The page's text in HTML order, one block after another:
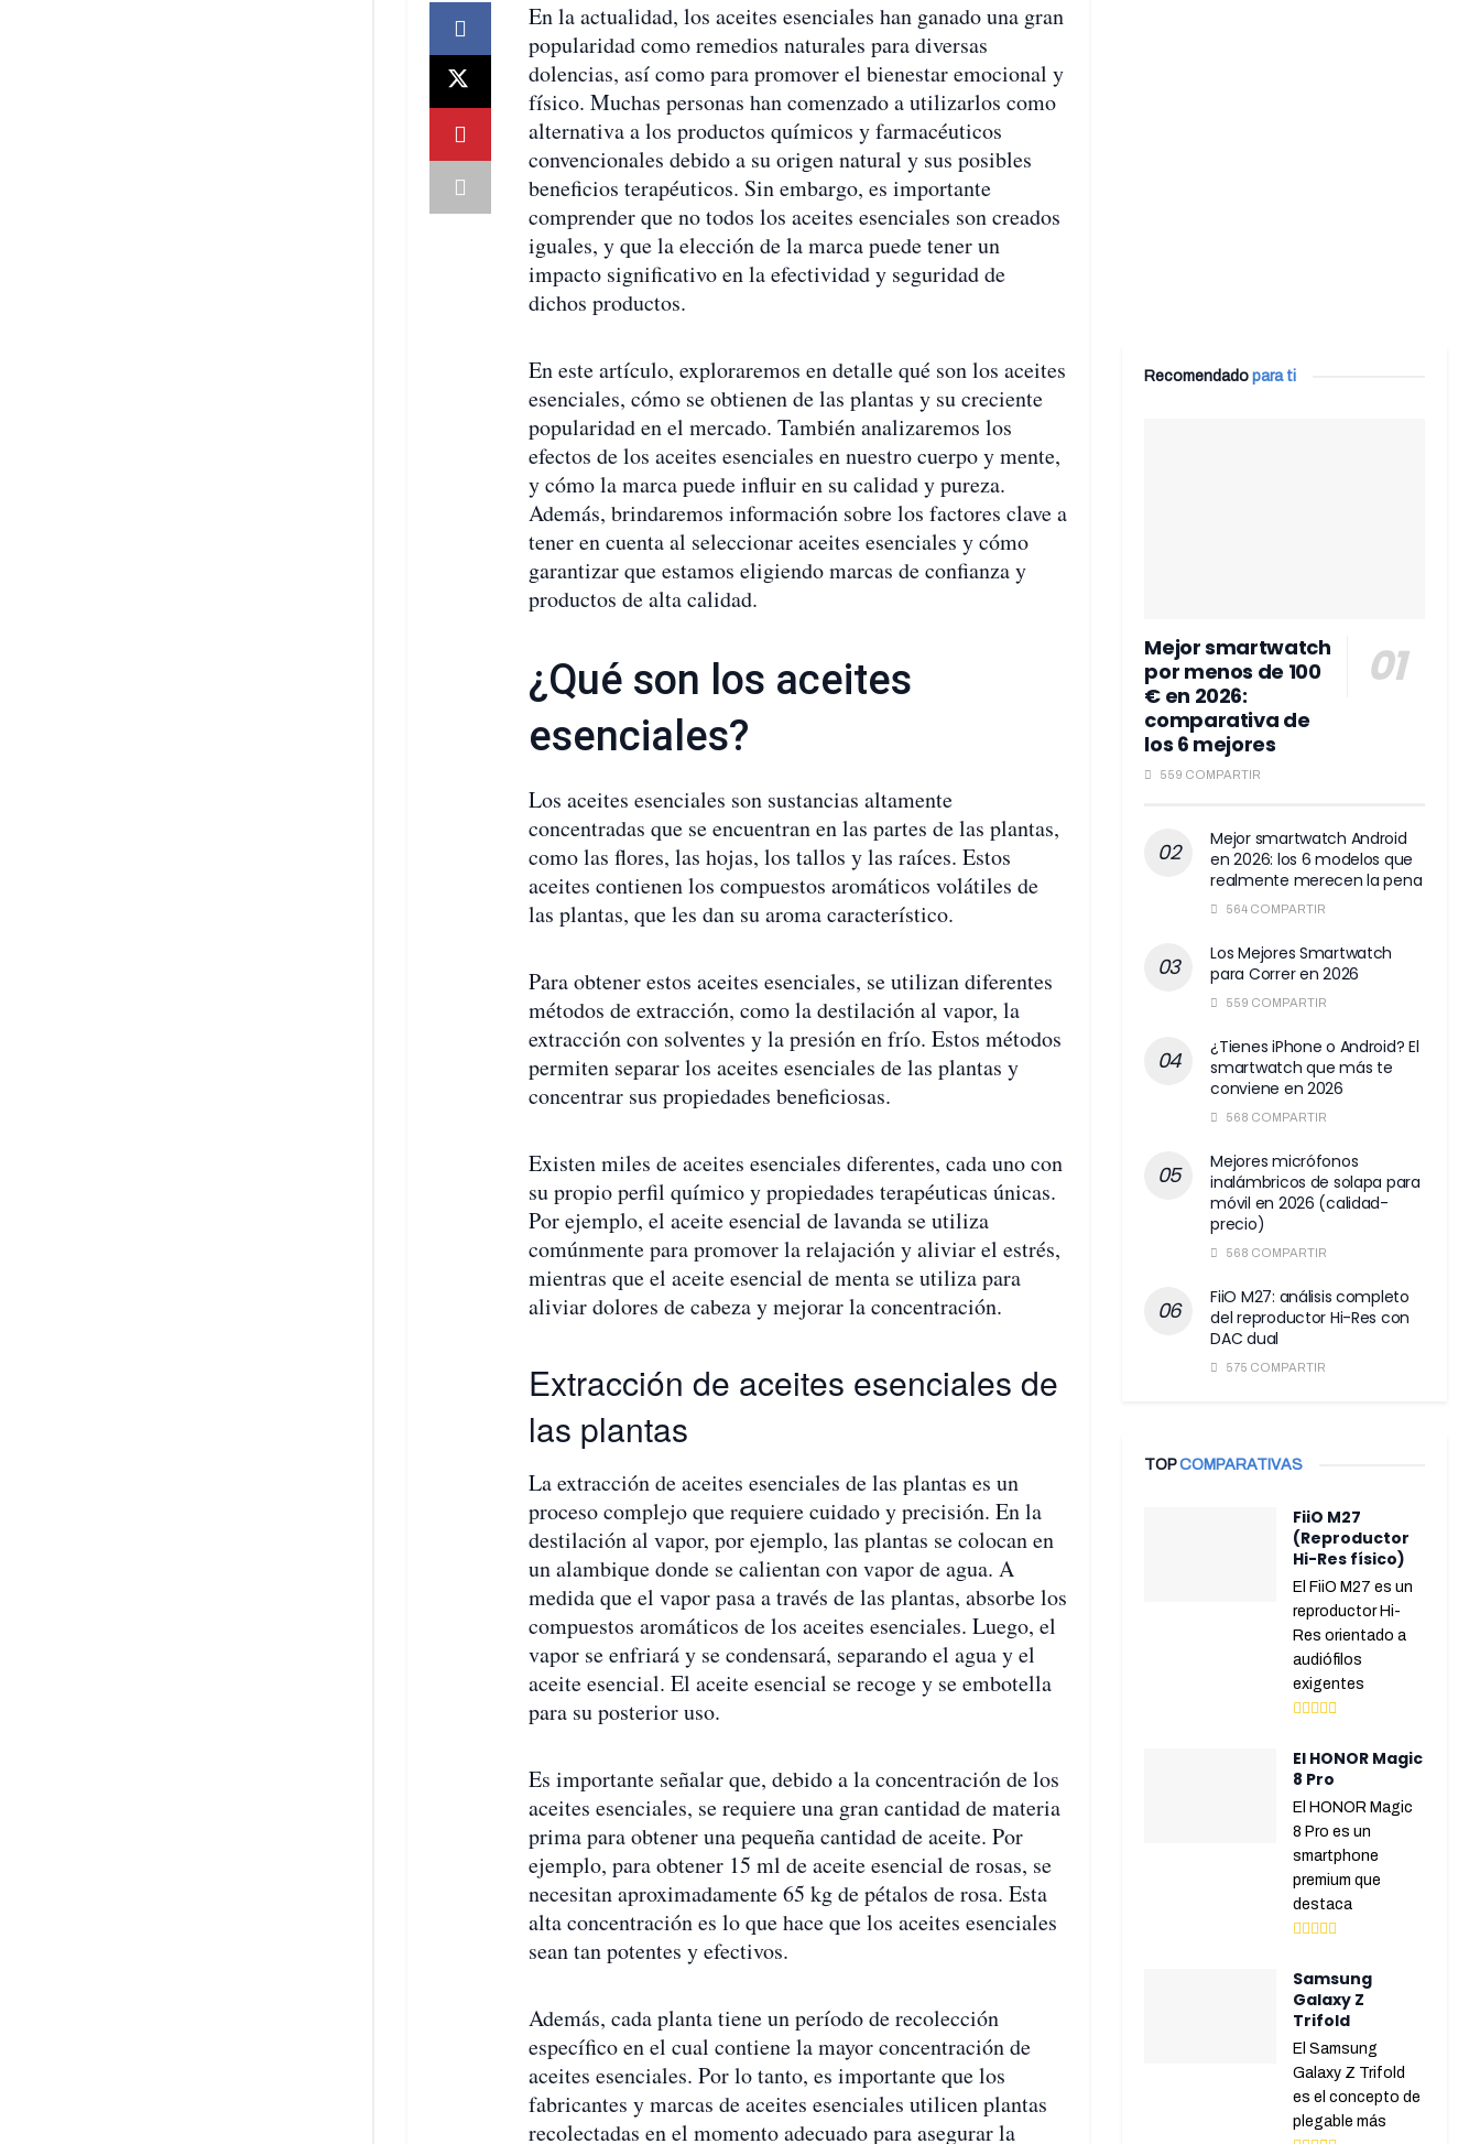
En la actualidad, los aceites esenciales han ganado una gran
popularidad como remedios naturales para diversas
dolencias, así como para promover el bienestar emocional y
físico. Muchas personas han comenzado a utilizarlos como
alternativa a los productos químicos y farmacéuticos
convencionales debido a su origen natural y sus posibles
beneficios terapéuticos. Sin embargo, es importante
comprender que no todos los aceites esenciales son creados
iguales, y que la elección de la marca puede tener un
impacto significativo en la efectividad y seguridad de
dichos productos.
En este artículo, exploraremos en detalle qué son los aceites
esenciales, cómo se obtienen de las plantas y su creciente
popularidad en el mercado. También analizaremos los
efectos de los aceites esenciales en nuestro cuerpo y mente,
y cómo la marca puede influir en su calidad y pureza.
Además, brindaremos información sobre los factores clave a
tener en cuenta al seleccionar aceites esenciales y cómo
garantizar que estamos eligiendo marcas de confianza y
productos de alta calidad.
¿Qué son los aceites
esenciales?
Los aceites esenciales son sustancias altamente
concentradas que se encuentran en las partes de las plantas,
como las flores, las hojas, los tallos y las raíces. Estos
aceites contienen los compuestos aromáticos volátiles de
las plantas, que les dan su aroma característico.
Para obtener estos aceites esenciales, se utilizan diferentes
métodos de extracción, como la destilación al vapor, la
extracción con solventes y la presión en frío. Estos métodos
permiten separar los aceites esenciales de las plantas y
concentrar sus propiedades beneficiosas.
Existen miles de aceites esenciales diferentes, cada uno con
su propio perfil químico y propiedades terapéuticas únicas.
Por ejemplo, el aceite esencial de lavanda se utiliza
comúnmente para promover la relajación y aliviar el estrés,
mientras que el aceite esencial de menta se utiliza para
aliviar dolores de cabeza y mejorar la concentración.
Extracción de aceites esenciales de
las plantas
La extracción de aceites esenciales de las plantas es un
proceso complejo que requiere cuidado y precisión. En la
destilación al vapor, por ejemplo, las plantas se colocan en
un alambique donde se calientan con vapor de agua. A
medida que el vapor pasa a través de las plantas, absorbe los
compuestos aromáticos de los aceites esenciales. Luego, el
vapor se enfriará y se condensará, separando el agua y el
aceite esencial. El aceite esencial se recoge y se embotella
para su posterior uso.
Es importante señalar que, debido a la concentración de los
aceites esenciales, se requiere una gran cantidad de materia
prima para obtener una pequeña cantidad de aceite. Por
ejemplo, para obtener 15 ml de aceite esencial de rosas, se
necesitan aproximadamente 65 kg de pétalos de rosa. Esta
alta concentración es lo que hace que los aceites esenciales
sean tan potentes y efectivos.
Además, cada planta tiene un período de recolección
específico en el cual contiene la mayor concentración de
aceites esenciales. Por lo tanto, es importante que los
fabricantes y marcas de aceites esenciales utilicen plantas
recolectadas en el momento adecuado para asegurar la
Recomendadopara ti
Mejor smartwatch
por menos de 100
€ en 2026:
comparativa de
los 6 mejores
559 COMPARTIR
Mejor smartwatch Android
en 2026: los 6 modelos que
realmente merecen la pena
564 COMPARTIR
Los Mejores Smartwatch
para Correr en 2026
559 COMPARTIR
¿Tienes iPhone o Android? El
smartwatch que más te
conviene en 2026
568 COMPARTIR
Mejores micrófonos
inalámbricos de solapa para
móvil en 2026 (calidad-
precio)
568 COMPARTIR
FiiO M27: análisis completo
del reproductor Hi-Res con
DAC dual
575 COMPARTIR
TOPCOMPARATIVAS
FiiO M27
(Reproductor
Hi-Res físico)
El FiiO M27 es un
reproductor Hi-
Res orientado a
audiófilos
exigentes
El HONOR Magic
8 Pro
El HONOR Magic
8 Pro es un
smartphone
premium que
destaca
Samsung
Galaxy Z
Trifold
El Samsung
Galaxy Z Trifold
es el concepto de
plegable más